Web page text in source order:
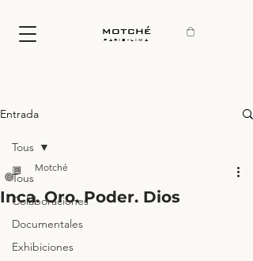
motché
paris-lima
Entrada
Tous
Colaboraciones
Documentales
Exhibiciones
Tous
Inca. Oro. Poder. Dios
Motché